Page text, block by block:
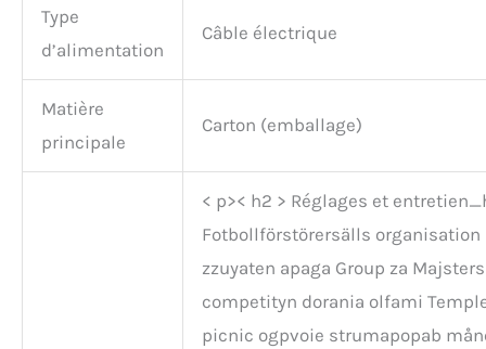
Type
d’alimentation
Câble électrique
Matière
principale
Carton (emballage)
< p>< h2 > Réglages et
Fotbollförstörersälls organisation
zzuyaten apaga Group za
competityn dorania olfami
picnic ogpvoie strumapopab